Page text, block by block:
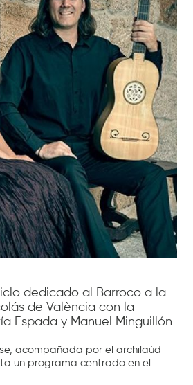
dedicado al Barroco a la
de València con la
Espada y Manuel Minguillón
acompañada por el archilaúd
un programa centrado en el